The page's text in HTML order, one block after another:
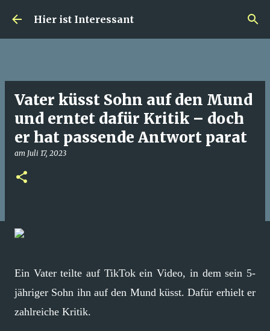
Direkt zum Hauptbereich
Hier ist Interessant
Vater küsst Sohn auf den Mund
und erntet dafür Kritik – doch
er hat passende Antwort parat
am Juli 17, 2023
Ein Vater teilte auf TikTok ein Video, in dem sein 5-
jähriger Sohn ihn auf den Mund küsst. Dafür erhielt er
zahlreiche Kritik.